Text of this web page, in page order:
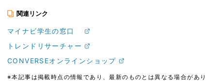
関連リンク
マイナビ学生の窓口
トレンドリサーチャー
CONVERSEオンラインショップ
※本記事は掲載時点の情報であり、最新のものとは異なる場合があり